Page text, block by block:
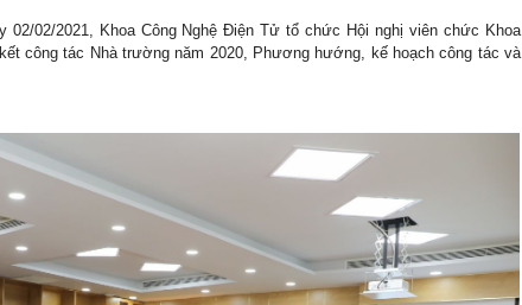
02/02/2021, Khoa Công Nghệ Điện Tử tổ chức Hội nghị viên chức Khoa
công tác Nhà trường năm 2020, Phương hướng, kế hoạch công tác và